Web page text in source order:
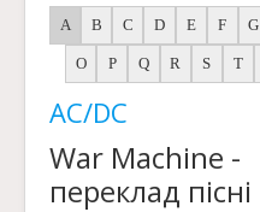
A B C D E F G
O P Q R S T
AC/DC
War Machine -
переклад пісні